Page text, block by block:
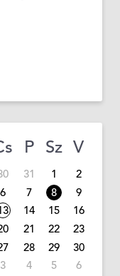
P Sz V
31 1
2
6 7 8
9
14 15
16
21 22
23
28 29
30
3 4 5 6